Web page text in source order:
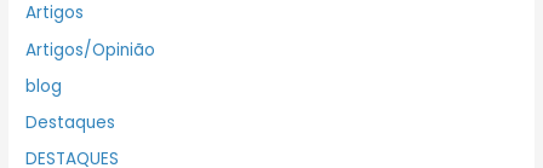
Artigos
Artigos/Opinião
blog
Destaques
DESTAQUES